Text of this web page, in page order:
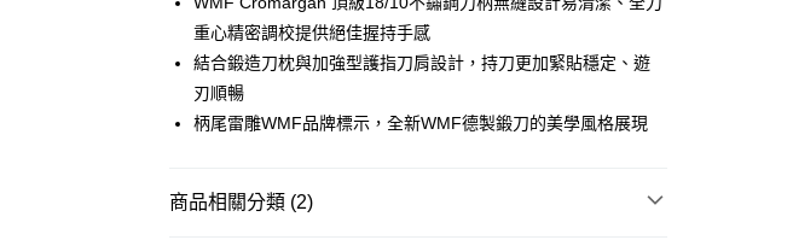
台灣樂天信用卡公司
ATM付款
運送方式
宅配
付款後門市自取
重心精密調校提供絕佳握持手感
結合鍛造刀枕與加強型護指刀肩設計，持刀更加緊貼穩定、遊
刃順暢
柄尾雷雕WMF品牌標示，全新WMF德製鍛刀的美學風格展現
商品相關分類 (2)